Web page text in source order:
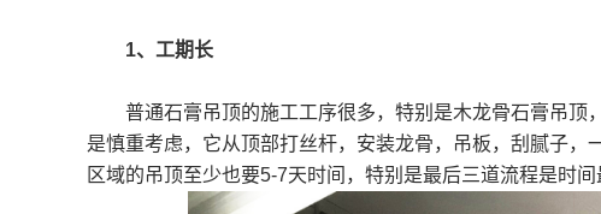
1、工期长
普通石膏吊顶的施工工序很多，特别是木龙骨石膏吊顶
是慎重考虑，它从顶部打丝杆，安装龙骨，吊板，刮腻子
区域的吊顶至少也要5-7天时间，特别是最后三道流程是时